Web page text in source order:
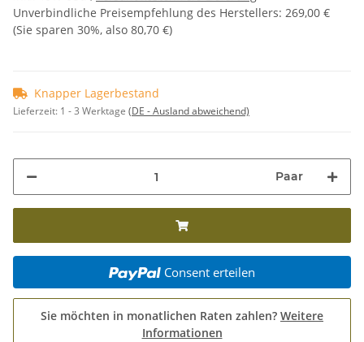
Unverbindliche Preisempfehlung des Herstellers: 269,00 €
(Sie sparen 30%, also 80,70 €)
Knapper Lagerbestand
Lieferzeit: 1 - 3 Werktage (DE - Ausland abweichend)
Paar
Consent erteilen
Sie möchten in monatlichen Raten zahlen? Weitere
Informationen